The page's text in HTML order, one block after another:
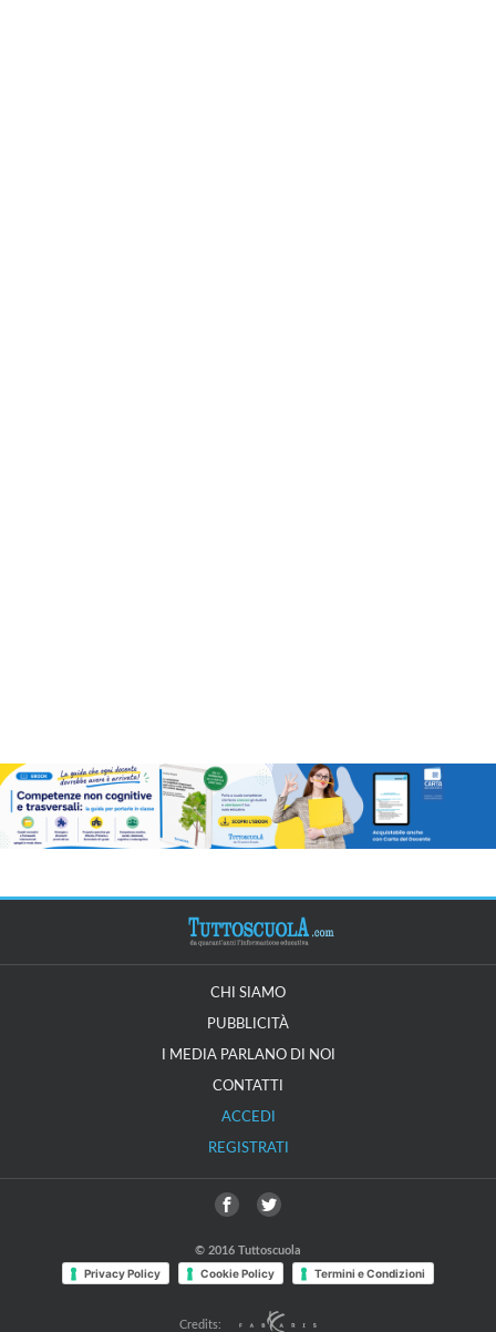
CHI SIAMO
PUBBLICITÀ
I MEDIA PARLANO DI NOI
CONTATTI
ACCEDI
REGISTRATI
© 2016 Tuttoscuola
Privacy Policy Cookie Policy Termini e Condizioni
Credits: